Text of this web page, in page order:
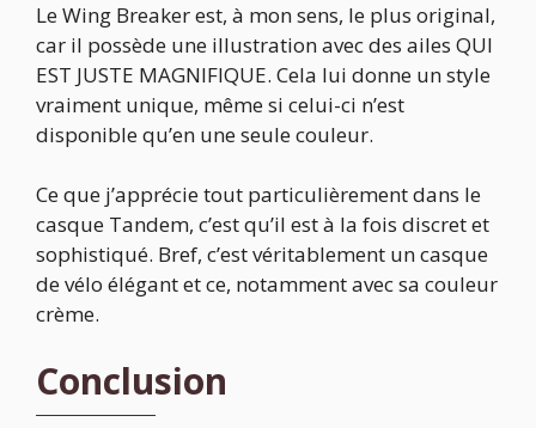
Le Wing Breaker est, à mon sens, le plus original,
car il possède une illustration avec des ailes QUI
EST JUSTE MAGNIFIQUE. Cela lui donne un style
vraiment unique, même si celui-ci n’est
disponible qu’en une seule couleur.
Ce que j’apprécie tout particulièrement dans le
casque Tandem, c’est qu’il est à la fois discret et
sophistiqué. Bref, c’est véritablement un casque
de vélo élégant et ce, notamment avec sa couleur
crème.
Conclusion